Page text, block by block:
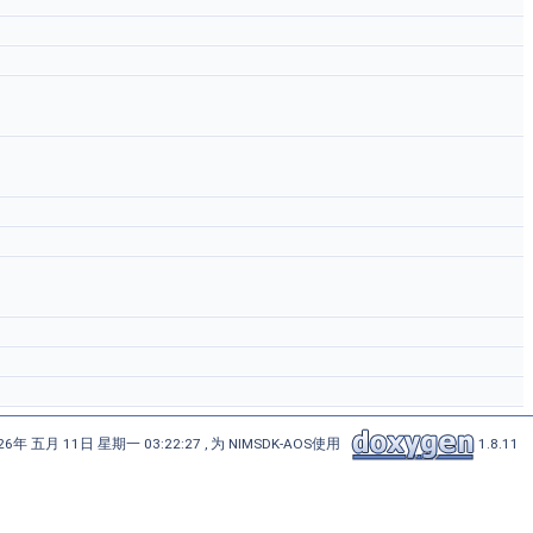
年 五月 11日 星期一 03:22:27 , 为 NIMSDK-AOS使用 1.8.11